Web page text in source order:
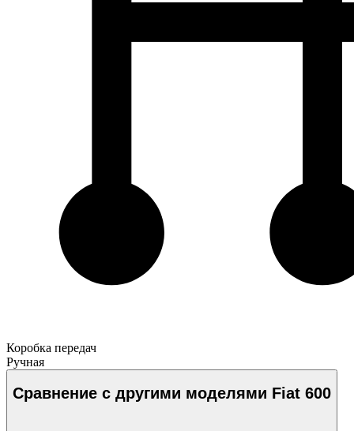
Коробка передач
Ручная
Сравнение с другими моделями Fiat 600